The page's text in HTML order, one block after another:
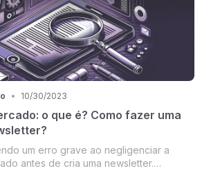
• 10/30/2023
o que é? Como fazer uma
um erro grave ao negligenciar a
antes de cria uma newsletter.